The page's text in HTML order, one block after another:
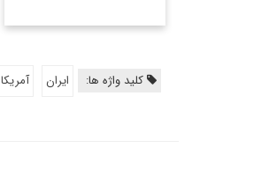
کلید واژه ها: ایران آمریکا